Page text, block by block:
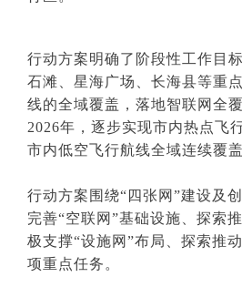
行动方案明确了阶段性工作目
石滩、星海广场、长海县等重
线的全域覆盖，落地智联网全
2026年，逐步实现市内热点飞
市内低空飞行航线全域连续覆盖
行动方案围绕“四张网”建设及
完善“空联网”基础设施、探索
极支撑“设施网”布局、探索推
项重点任务。